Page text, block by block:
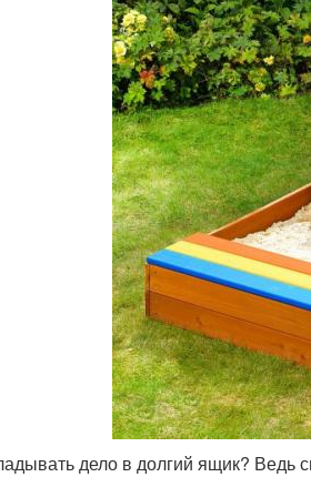
дело в долгий ящик? Ведь